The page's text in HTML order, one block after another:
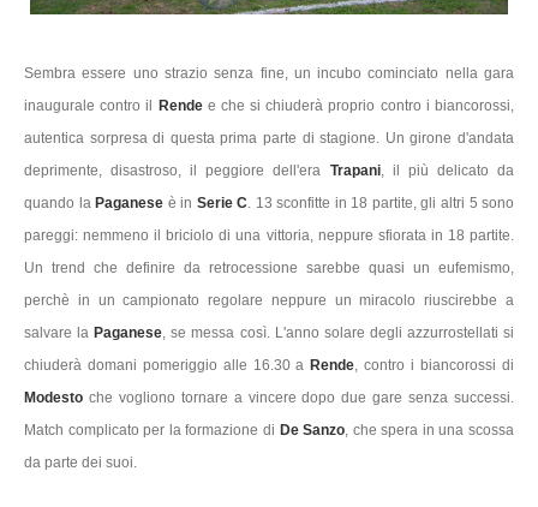
Sembra essere uno strazio senza fine, un incubo cominciato nella gara
inaugurale contro il Rende e che si chiuderà proprio contro i biancorossi,
autentica sorpresa di questa prima parte di stagione. Un girone d'andata
deprimente, disastroso, il peggiore dell'era Trapani, il più delicato da
quando laPaganese è in Serie C . 13 sconfitte in 18 partite, gli altri 5 sono
pareggi: nemmeno il briciolo di una vittoria, neppure sfiorata in 18 partite.
Un trend che definire da retrocessione sarebbe quasi un eufemismo,
perchè in un campionato regolare neppure un miracolo riuscirebbe a
salvare laPaganese , se messa così. L'anno solare degli azzurrostellati si
chiuderà domani pomeriggio alle 16.30 aRende , contro i biancorossi di
Modesto che vogliono tornare a vincere dopo due gare senza successi.
Match complicato per la formazione di De Sanzo , che spera in una scossa
da parte dei suoi.